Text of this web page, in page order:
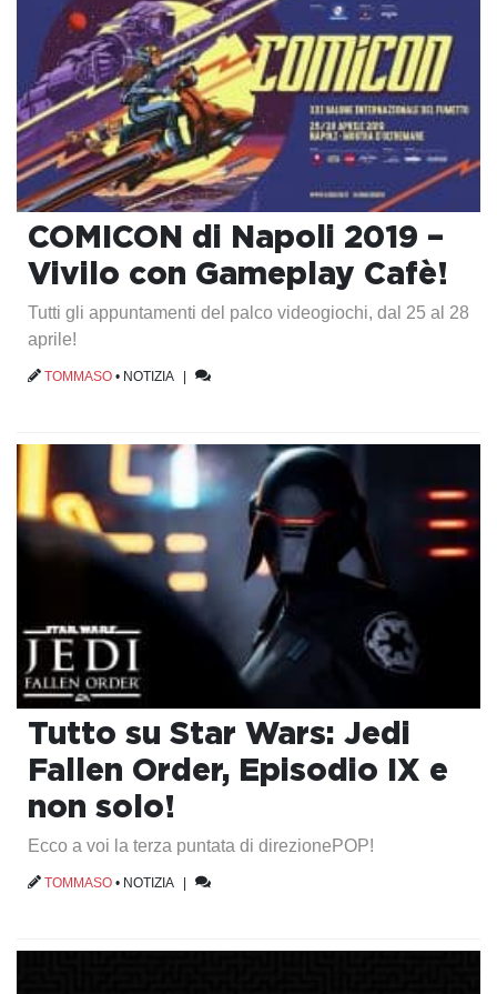
COMICON di Napoli 2019 –
Vivilo con Gameplay Cafè!
Tutti gli appuntamenti del palco videogiochi, dal 25 al 28
aprile!
TOMMASO • NOTIZIA|
Tutto su Star Wars: Jedi
Fallen Order, Episodio IX e
non solo!
Ecco a voi la terza puntata di direzionePOP!
TOMMASO • NOTIZIA|